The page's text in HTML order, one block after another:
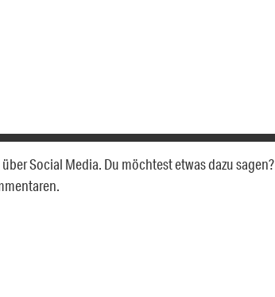
Social Media. Du möchtest etwas dazu sagen?